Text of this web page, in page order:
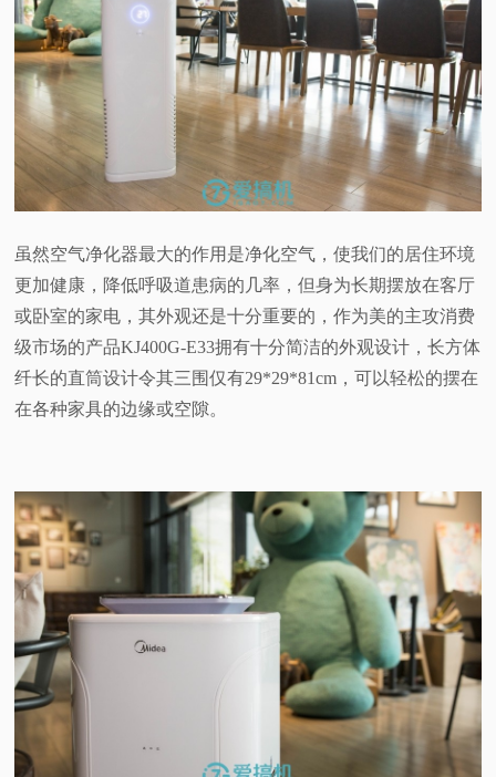
体
验
题
虽然空气净化器最大的作用是净化空气，使我们的居住环境
更加健康，降低呼吸道患病的几率，但身为长期摆放在客厅
或卧室的家电，其外观还是十分重要的，作为美的主攻消费
级市场的产品KJ400G-E33拥有十分简洁的外观设计，长方体
纤长的直筒设计令其三围仅有29*29*81cm，可以轻松的摆在
在各种家具的边缘或空隙。